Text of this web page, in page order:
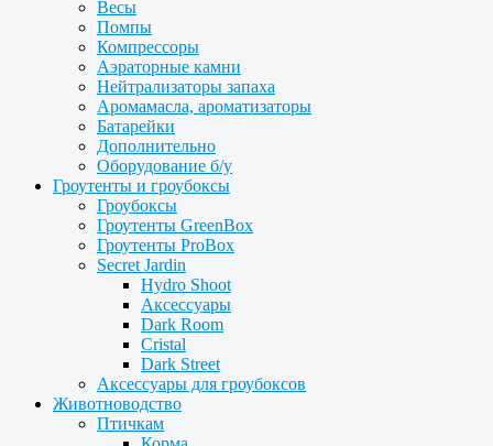
Весы
Помпы
Компрессоры
Аэраторные камни
Нейтрализаторы запаха
Аромамасла, ароматизаторы
Батарейки
Дополнительно
Оборудование б/у
Гроутенты и гроубоксы
Гроубоксы
Гроутенты GreenBox
Гроутенты ProBox
Secret Jardin
Hydro Shoot
Аксессуары
Dark Room
Cristal
Dark Street
Аксессуары для гроубоксов
Животноводство
Птичкам